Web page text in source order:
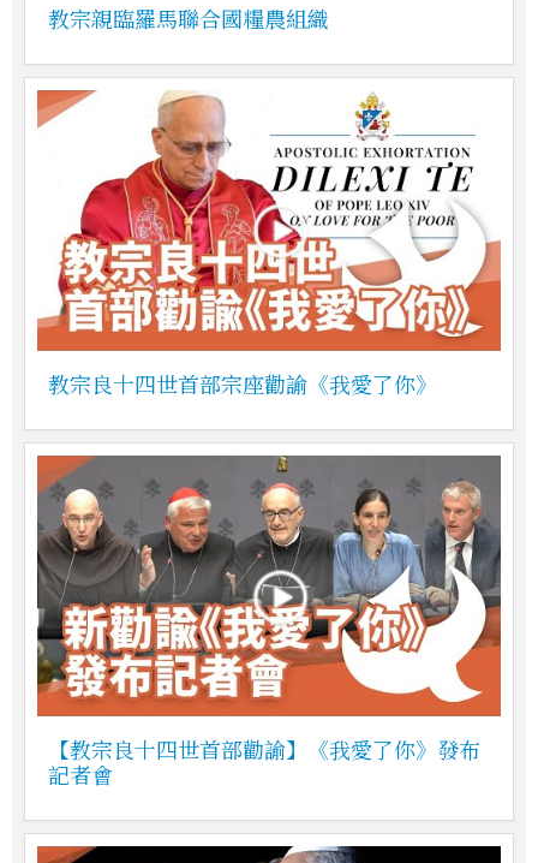
教宗親臨羅馬聯合國糧農組織
教宗良十四世首部宗座勸諭《我愛了你》
【教宗良十四世首部勸諭】《我愛了你》發布
記者會